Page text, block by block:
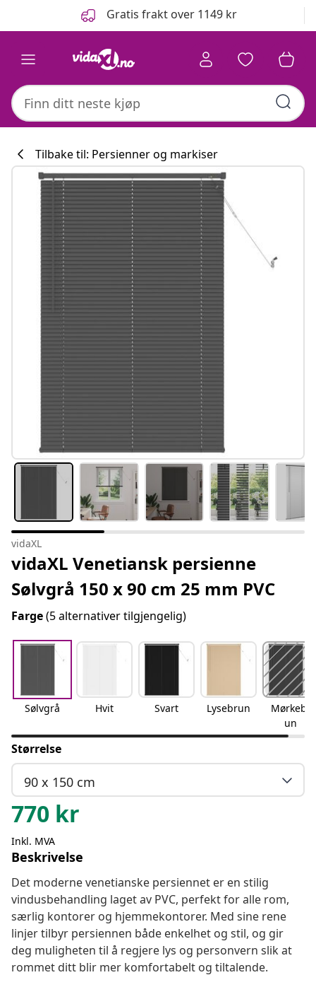
Gratis frakt over 1149 kr
Tilbake til: Persienner og markiser
vidaXL
vidaXL Venetiansk persienne
Sølvgrå 150 x 90 cm 25 mm PVC
Farge(5 alternativer tilgjengelig)
Sølvgrå Hvit Svart Lysebrun
Mørkebr
un
Størrelse
90 x 150 cm
770 kr
Inkl. MVA
Beskrivelse
Det moderne venetianske persiennet er en stilig
vindusbehandling laget av PVC, perfekt for alle rom,
særlig kontorer og hjemmekontorer. Med sine rene
linjer tilbyr persiennen både enkelhet og stil, og gir
deg muligheten til å regjere lys og personvern slik at
rommet ditt blir mer komfortabelt og tiltalende.